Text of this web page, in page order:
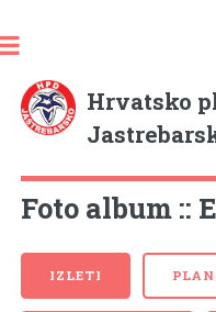
Hrvatsko
Foto album ::
IZLETI